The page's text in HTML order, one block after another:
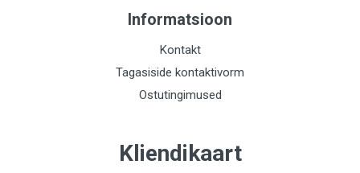
Informatsioon
Kontakt
Tagasiside kontaktivorm
Ostutingimused
Kliendikaart